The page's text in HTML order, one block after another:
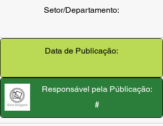
Setor/Departamento:
Data de Publicação:
Responsável pela Públicação:
#